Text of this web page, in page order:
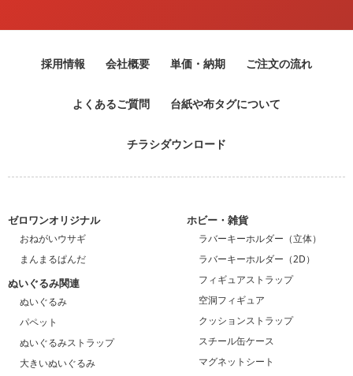
採用情報 会社概要 単価・納期 ご注文の流れ
よくあるご質問 台紙や布タグについて
チラシダウンロード
ゼロワンオリジナル
おねがいウサギ
まんまるぱんだ
ぬいぐるみ関連
ぬいぐるみ
パペット
ぬいぐるみストラップ
大きいぬいぐるみ
ホビー・雑貨
ラバーキーホルダー（立体）
ラバーキーホルダー（2D）
フィギュアストラップ
空洞フィギュア
クッションストラップ
スチール缶ケース
マグネットシート